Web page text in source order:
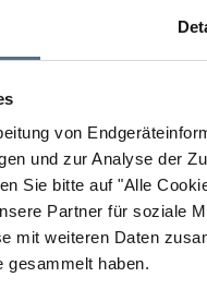
von
und zur Analyse der
Sie bitte auf "Alle
Partner für soziale
mit weiteren Daten
gesammelt haben.